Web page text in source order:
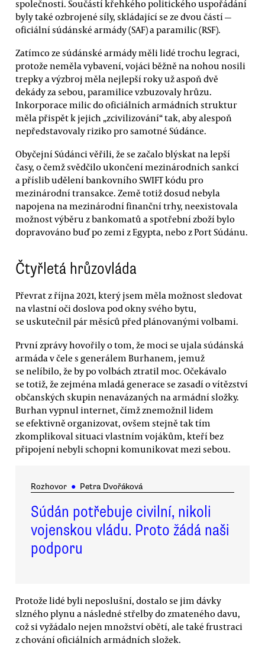
společnosti. Součástí křehkého politického uspořádání
byly také ozbrojené síly, skládající se ze dvou částí —
oficiální súdánské armády (SAF) a paramilic (RSF).
Zatímco ze súdánské armády měli lidé trochu legraci,
protože neměla vybavení, vojáci běžně na nohou nosili
trepky a výzbroj měla nejlepší roky už aspoň dvě
dekády za sebou, paramilice vzbuzovaly hrůzu.
Inkorporace milic do oficiálních armádních struktur
měla přispět k jejich „zcivilizování“ tak, aby alespoň
nepředstavovaly riziko pro samotné Súdánce.
Obyčejní Súdánci věřili, že se začalo blýskat na lepší
časy, o čemž svědčilo ukončení mezinárodních sankcí
a příslib udělení bankovního SWIFT kódu pro
mezinárodní transakce. Země totiž dosud nebyla
napojena na mezinárodní finanční trhy, neexistovala
možnost výběru z bankomatů a spotřební zboží bylo
dopravováno buď po zemi z Egypta, nebo z Port Súdánu.
Čtyřletá hrůzovláda
Převrat z října 2021, který jsem měla možnost sledovat
na vlastní oči doslova pod okny svého bytu,
se uskutečnil pár měsíců před plánovanými volbami.
První zprávy hovořily o tom, že moci se ujala súdánská
armáda v čele s generálem Burhanem, jemuž
se nelíbilo, že by po volbách ztratil moc. Očekávalo
se totiž, že zejména mladá generace se zasadí o vítězství
občanských skupin nenavázaných na armádní složky.
Burhan vypnul internet, čímž znemožnil lidem
se efektivně organizovat, ovšem stejně tak tím
zkomplikoval situaci vlastním vojákům, kteří bez
připojení nebyli schopni komunikovat mezi sebou.
Rozhovor ● Petra Dvořáková
Súdán potřebuje civilní, nikoli
vojenskou vládu. Proto žádá naši
podporu
Protože lidé byli neposlušní, dostalo se jim dávky
slzného plynu a následné střelby do zmateného davu,
což si vyžádalo nejen množství obětí, ale také frustraci
z chování oficiálních armádních složek.